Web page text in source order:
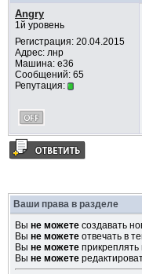
Angry
1й уровень
Регистрация: 20.04.2015
Адрес: лнр
Машина: e36
Сообщений: 65
Репутация:
Ваши права в разделе
Вы не можетесоздавать
Вы не можетеотвечать в
Вы не можетеприкреплять
Вы не можете